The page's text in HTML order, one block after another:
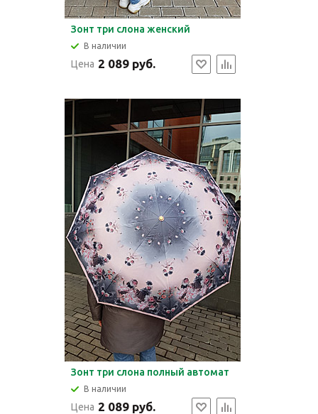
Зонт три слона женский
В наличии
Цена 2 089 руб.
Зонт три слона полный автомат
В наличии
Цена 2 089 руб.